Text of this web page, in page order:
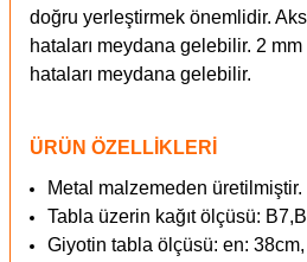
doğru yerleştirmek önemlidir.
hataları meydana gelebilir. 2
hataları meydana gelebilir.
ÜRÜN ÖZELLİKLERİ
Metal malzemeden üretilmiştir.
Tabla üzerin kağıt ölçüsü:
Giyotin tabla ölçüsü: en: